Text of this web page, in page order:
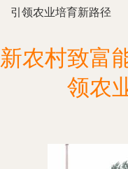
引领农业培育新路径
新农村致富
领农